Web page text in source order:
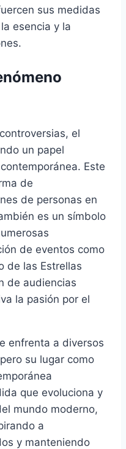
sus medidas
esencia y la
el
un papel
Este
de
de personas en
es un símbolo
de eventos como
de las Estrellas
de audiencias
la pasión por el
enfrenta a diversos
su lugar como
que evoluciona y
mundo moderno,
a
y manteniendo